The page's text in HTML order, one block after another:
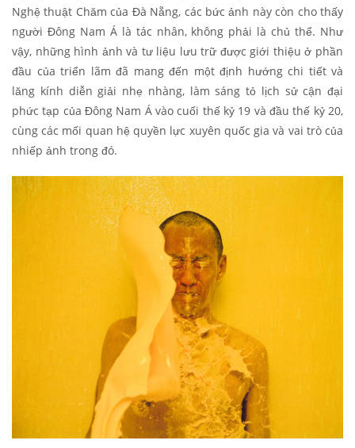
Nghệ thuật Chăm của Đà Nẵng, các bức ảnh này còn cho thấy
người Đông Nam Á là tác nhân, không phải là chủ thể. Như
vậy, những hình ảnh và tư liệu lưu trữ được giới thiệu ở phần
đầu của triển lãm đã mang đến một định hướng chi tiết và
lăng kính diễn giải nhẹ nhàng, làm sáng tỏ lịch sử cận đại
phức tạp của Đông Nam Á vào cuối thế kỷ 19 và đầu thế kỷ 20,
cùng các mối quan hệ quyền lực xuyên quốc gia và vai trò của
nhiếp ảnh trong đó.